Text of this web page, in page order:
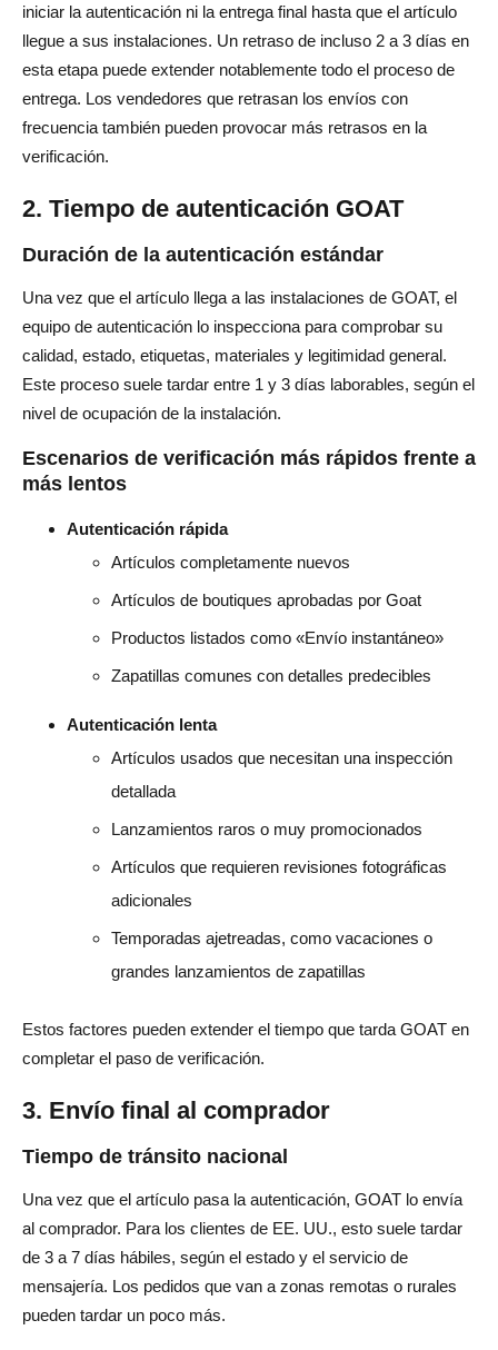
iniciar la autenticación ni la entrega final hasta que el artículo
llegue a sus instalaciones. Un retraso de incluso 2 a 3 días en
esta etapa puede extender notablemente todo el proceso de
entrega. Los vendedores que retrasan los envíos con
frecuencia también pueden provocar más retrasos en la
verificación.
2. Tiempo de autenticación GOAT
Duración de la autenticación estándar
Una vez que el artículo llega a las instalaciones de GOAT, el
equipo de autenticación lo inspecciona para comprobar su
calidad, estado, etiquetas, materiales y legitimidad general.
Este proceso suele tardar entre 1 y 3 días laborables, según el
nivel de ocupación de la instalación.
Escenarios de verificación más rápidos frente a
más lentos
Autenticación rápida
Artículos completamente nuevos
Artículos de boutiques aprobadas por Goat
Productos listados como «Envío instantáneo»
Zapatillas comunes con detalles predecibles
Autenticación lenta
Artículos usados que necesitan una inspección
detallada
Lanzamientos raros o muy promocionados
Artículos que requieren revisiones fotográficas
adicionales
Temporadas ajetreadas, como vacaciones o
grandes lanzamientos de zapatillas
Estos factores pueden extender el tiempo que tarda GOAT en
completar el paso de verificación.
3. Envío final al comprador
Tiempo de tránsito nacional
Una vez que el artículo pasa la autenticación, GOAT lo envía
al comprador. Para los clientes de EE. UU., esto suele tardar
de 3 a 7 días hábiles, según el estado y el servicio de
mensajería. Los pedidos que van a zonas remotas o rurales
pueden tardar un poco más.